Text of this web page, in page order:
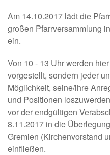
Am 14.10.2017 lädt die
großen Pfarrversammlung
ein.
Von 10 - 13 Uhr werden
vorgestellt, sondern jeder
Möglichkeit, seine/ihre
und Positionen
vor der endgültigen
8.11.2017 in die
Gremien (Kirchenvorstand
einfließen.